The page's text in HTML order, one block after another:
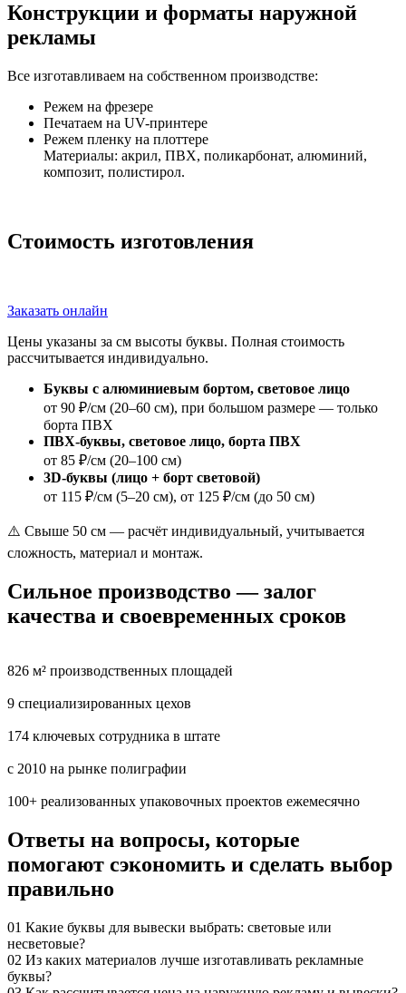
Конструкции и форматы наружной
рекламы
Все изготавливаем на собственном производстве:
Режем на фрезере
Печатаем на UV-принтере
Режем пленку на плоттере
Материалы: акрил, ПВХ, поликарбонат, алюминий,
композит, полистирол.
Стоимость изготовления
Заказать онлайн
Цены указаны за см высоты буквы. Полная стоимость
рассчитывается индивидуально.
Буквы с алюминиевым бортом, световое лицо
от 90 ₽/см (20–60 см), при большом размере — только
борта ПВХ
ПВХ-буквы, световое лицо, борта ПВХ
от 85 ₽/см (20–100 см)
3D-буквы (лицо + борт световой)
от 115 ₽/см (5–20 см), от 125 ₽/см (до 50 см)
⚠️ Свыше 50 см — расчёт индивидуальный, учитывается
сложность, материал и монтаж.
Сильное производство — залог
качества и своевременных сроков
826 м² производственных площадей
9 специализированных цехов
174 ключевых сотрудника в штате
с 2010 на рынке полиграфии
100+ реализованных упаковочных проектов ежемесячно
Ответы на вопросы, которые
помогают сэкономить и сделать выбор
правильно
01 Какие буквы для вывески выбрать: световые или
несветовые?
02 Из каких материалов лучше изготавливать рекламные
буквы?